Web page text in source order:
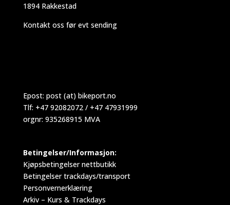
1894 Rakkestad
Kontakt oss før evt sending
Epost: post (at) bikeport.no
Tlf: +47 92082072 / +47 47931999
orgnr: 935268915 MVA
Betingelser/Informasjon:
Kjøpsbetingelser nettbutikk
Betingelser trackdays/transport
Personvernerklæring
Arkiv – Kurs & Trackdays